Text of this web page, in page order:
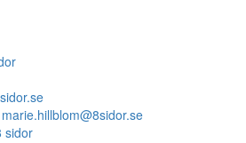
marie.hillblom@8sidor.se
sidor